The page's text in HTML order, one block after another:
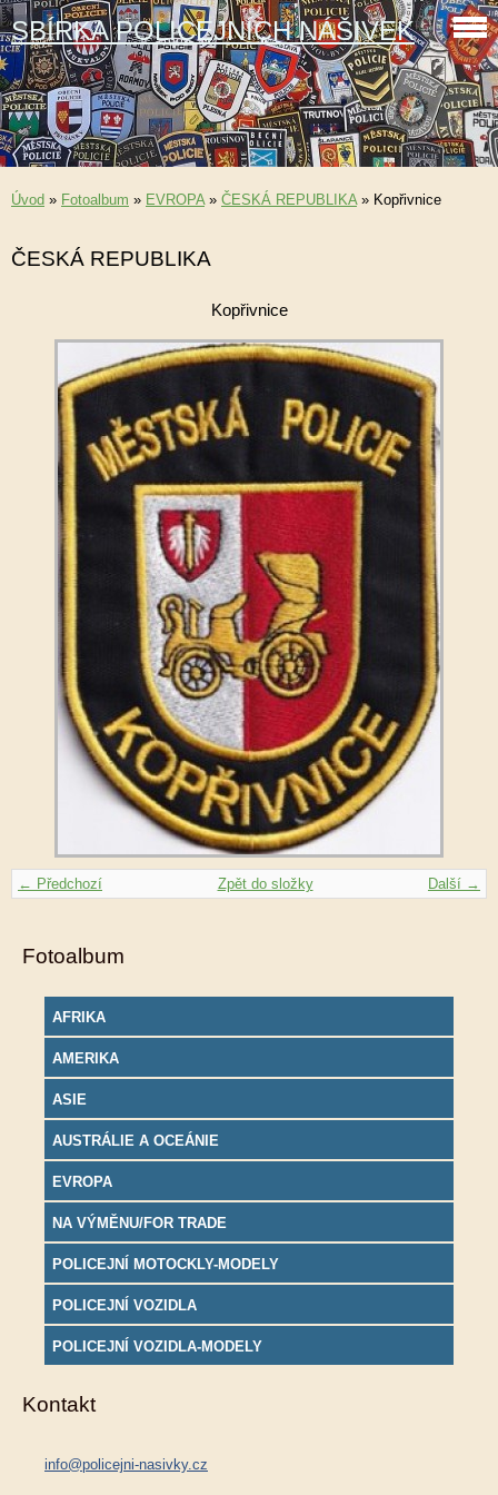
SBÍRKA POLICEJNÍCH NÁŠIVEK
Úvod » Fotoalbum » EVROPA» ČESKÁ REPUBLIKA» Kopřivnice
ČESKÁ REPUBLIKA
Kopřivnice
← Předchozí Další →
Zpět do složky
Fotoalbum
AFRIKA
AMERIKA
ASIE
AUSTRÁLIE A OCEÁNIE
EVROPA
NA VÝMĚNU/FOR TRADE
POLICEJNÍ MOTOCKLY-MODELY
POLICEJNÍ VOZIDLA
POLICEJNÍ VOZIDLA-MODELY
Kontakt
info@policejni-nasivky.cz